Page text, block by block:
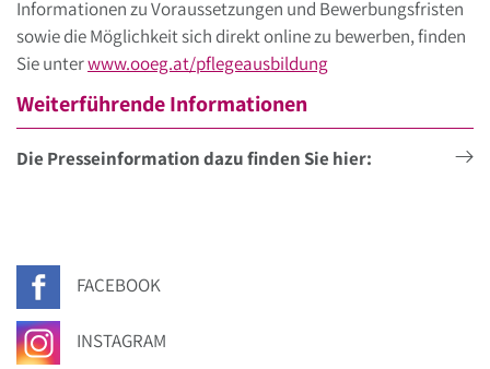
Informationen zu Voraussetzungen und Bewerbungsfristen
sowie die Möglichkeit sich direkt online zu bewerben, finden
Sie unterwww.ooeg.at/pflegeausbildung
Weiterführende Informationen
Die Presseinformation dazu finden Sie hier:
FACEBOOK
INSTAGRAM